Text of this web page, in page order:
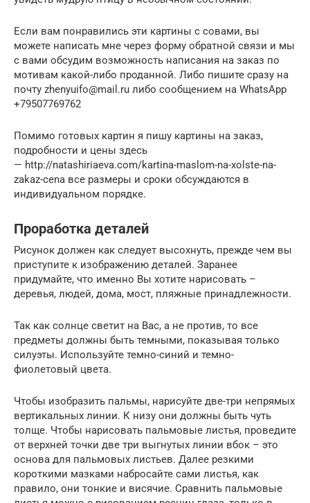
Если вам понравились эти картины с совами, вы
можете написать мне через форму обратной связи и мы
с вами обсудим возможность написания на заказ по
мотивам какой-либо проданной. Либо пишите сразу на
почту zhenyuifo@mail.ru либо сообщением на WhatsApp
+79507769762
Помимо готовых картин я пишу картины на заказ,
подробности и цены здесь
— http://natashiriaeva.com/kartina-maslom-na-xolste-na-
zakaz-cena все размеры и сроки обсуждаются в
индивидуальном порядке.
Проработка деталей
Рисунок должен как следует высохнуть, прежде чем вы
приступите к изображению деталей. Заранее
придумайте, что именно Вы хотите нарисовать –
деревья, людей, дома, мост, пляжные принадлежности.
Так как солнце светит на Вас, а не против, то все
предметы должны быть темными, показывая только
силуэты. Используйте темно-синий и темно-
фиолетовый цвета.
Чтобы изобразить пальмы, нарисуйте две-три непрямых
вертикальных линии. К низу они должны быть чуть
толще. Чтобы нарисовать пальмовые листья, проведите
от верхней точки две три выгнутых линии вбок – это
основа для пальмовых листьев. Далее резкими
короткими мазками набросайте сами листья, как
правило, они тонкие и висячие. Сравнить пальмовые